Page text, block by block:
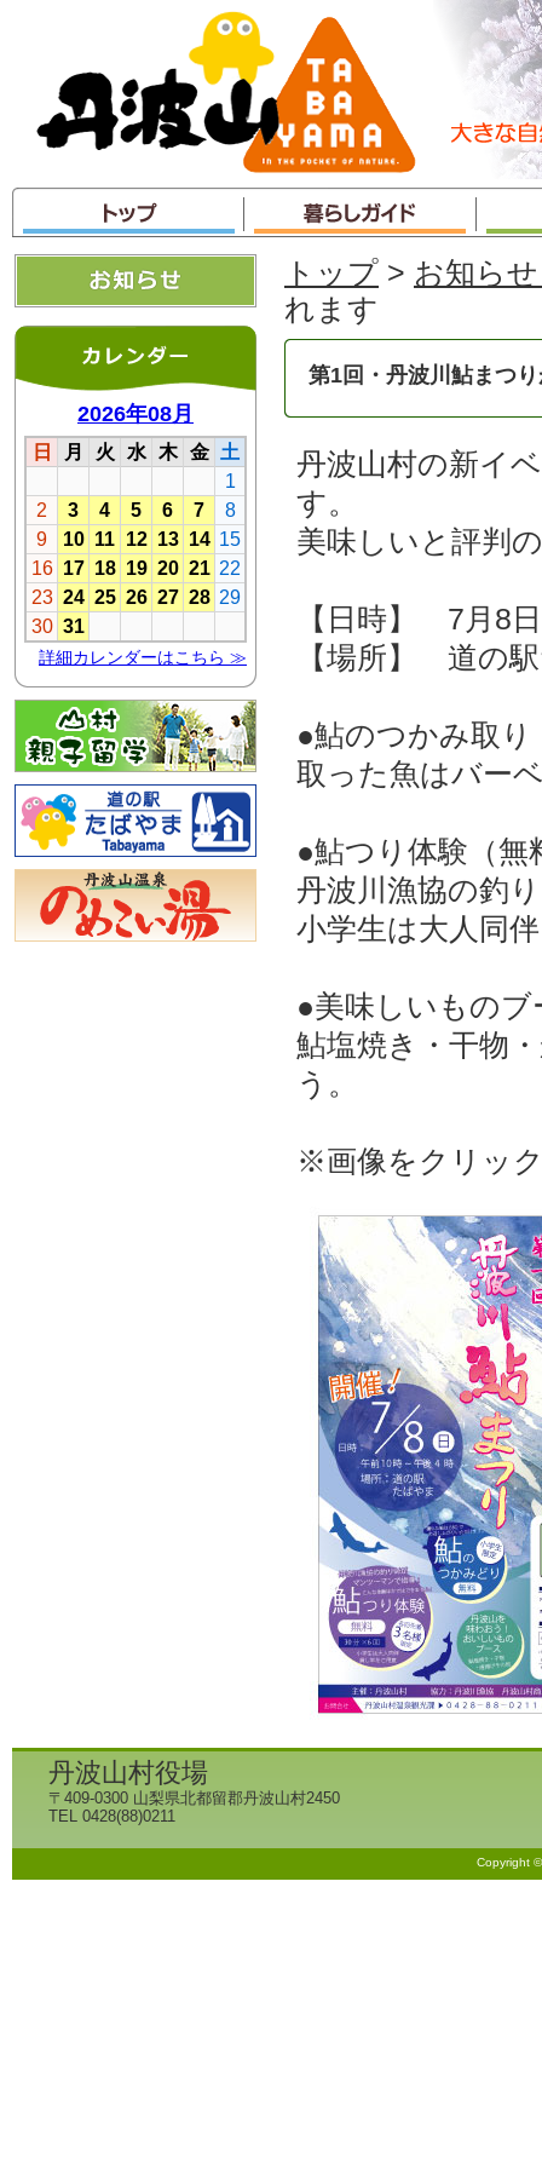
ャ
ン
プ
トップ > お知ら
れます
第1回・丹波川鮎まつ
丹波山村の新イ
す。
美味しいと評判
【日時】 7月8
【場所】 道の
●鮎のつかみ取
取った魚はバー
●鮎つり体験（
丹波川漁協の釣
小学生は大人同
●美味しいものブ
鮎塩焼き・干物
う。
※画像をクリッ
丹波山村役場
〒409-0300 山梨県北都留郡丹波山村2450
TEL 0428(88)0211
Copyright